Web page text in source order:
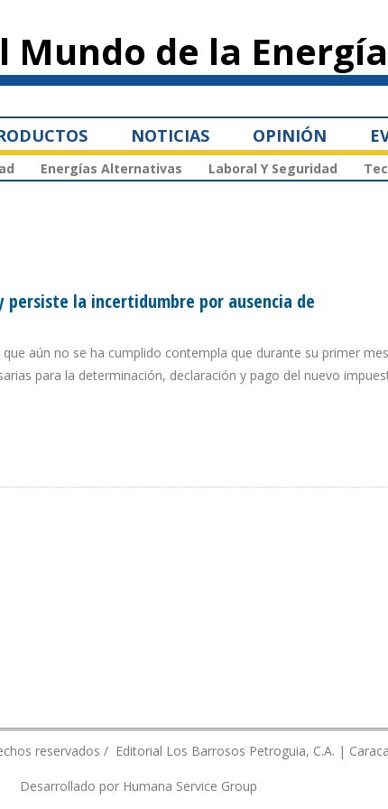
principal
Mundo de la Energía
NOTICIAS OPINIÓN
Energías Alternativas Laboral Y Seguridad
persiste la incertidumbre por ausencia de
aún no se ha cumplido contempla que durante su primer mes
para la determinación, declaración y pago del nuevo
reservados / Editorial Los Barrosos Petroguia, C.A. |
Desarrollado por Humana Service Group